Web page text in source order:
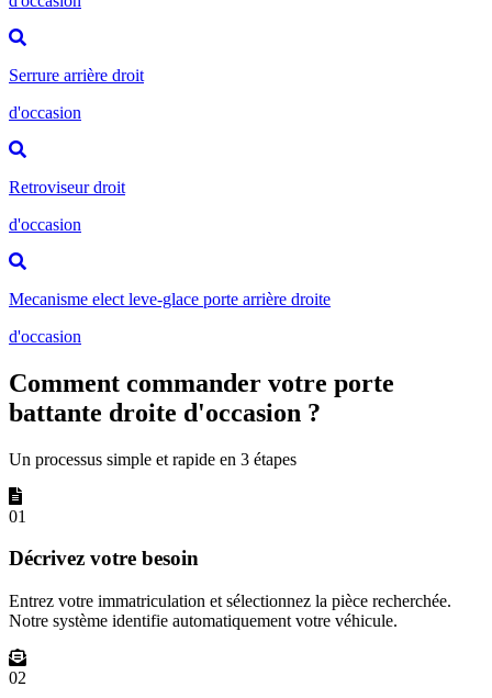
Serrure arrière droit
d'occasion
Retroviseur droit
d'occasion
Mecanisme elect leve-glace porte arrière droite
d'occasion
Comment commander votre porte
battante droite d'occasion ?
Un processus simple et rapide en 3 étapes
01
Décrivez votre besoin
Entrez votre immatriculation et sélectionnez la pièce recherchée.
Notre système identifie automatiquement votre véhicule.
02